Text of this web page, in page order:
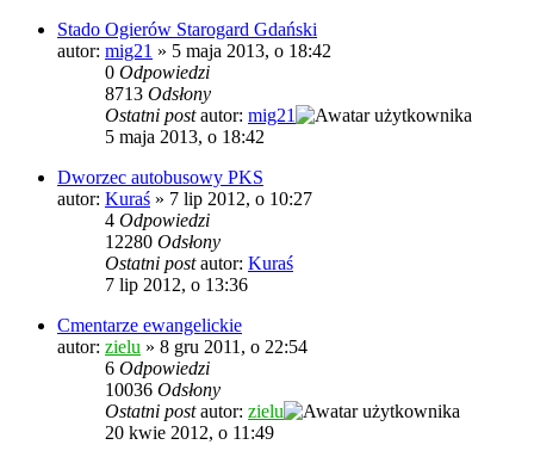
Stado Ogierów Starogard Gdański
autor: mig21 » 5 maja 2013, o 18:42
0 Odpowiedzi
8713 Odsłony
Ostatni postautor: mig21
5 maja 2013, o 18:42
Dworzec autobusowy PKS
autor: Kuraś » 7 lip 2012, o 10:27
4 Odpowiedzi
12280 Odsłony
Ostatni postautor: Kuraś
7 lip 2012, o 13:36
Cmentarze ewangelickie
autor: zielu » 8 gru 2011, o 22:54
6 Odpowiedzi
10036 Odsłony
Ostatni postautor: zielu
20 kwie 2012, o 11:49